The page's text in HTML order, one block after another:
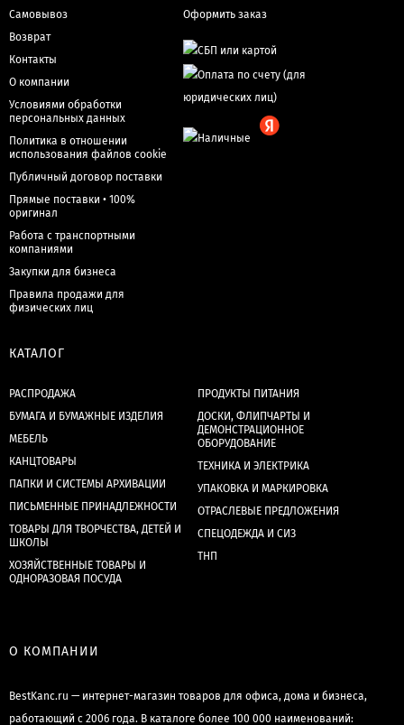
Самовывоз
Возврат
Контакты
О компании
Условиями обработки
персональных данных
Политика в отношении
использования файлов cookie
Публичный договор поставки
Прямые поставки • 100%
оригинал
Работа с транспортными
компаниями
Закупки для бизнеса
Правила продажи для
физических лиц
Оформить заказ
КАТАЛОГ
РАСПРОДАЖА
БУМАГА И БУМАЖНЫЕ ИЗДЕЛИЯ
МЕБЕЛЬ
КАНЦТОВАРЫ
ПАПКИ И СИСТЕМЫ АРХИВАЦИИ
ПИСЬМЕННЫЕ ПРИНАДЛЕЖНОСТИ
ТОВАРЫ ДЛЯ ТВОРЧЕСТВА, ДЕТЕЙ И
ШКОЛЫ
ХОЗЯЙСТВЕННЫЕ ТОВАРЫ И
ОДНОРАЗОВАЯ ПОСУДА
ПРОДУКТЫ ПИТАНИЯ
ДОСКИ, ФЛИПЧАРТЫ И
ДЕМОНСТРАЦИОННОЕ
ОБОРУДОВАНИЕ
ТЕХНИКА И ЭЛЕКТРИКА
УПАКОВКА И МАРКИРОВКА
ОТРАСЛЕВЫЕ ПРЕДЛОЖЕНИЯ
СПЕЦОДЕЖДА И СИЗ
ТНП
О КОМПАНИИ
BestKanc.ru — интернет-магазин товаров для офиса, дома и бизнеса,
работающий с 2006 года. В каталоге более 100 000 наименований: